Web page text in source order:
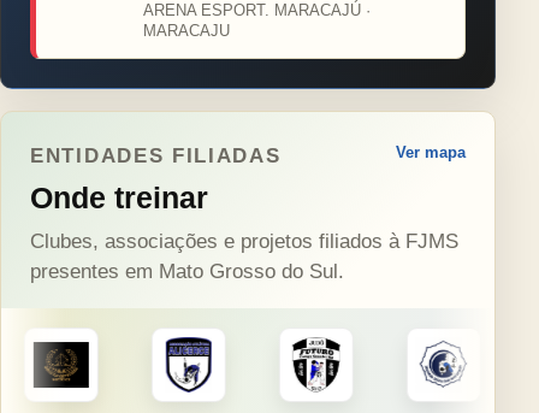
ARENA ESPORT. MARACAJÚ ·
MARACAJU
ENTIDADES FILIADAS
Onde treinar
Ver mapa
Clubes, associações e projetos filiados à FJMS
presentes em Mato Grosso do Sul.